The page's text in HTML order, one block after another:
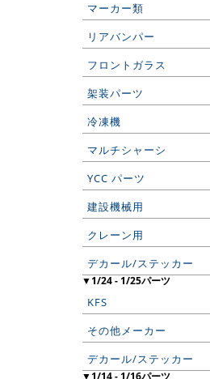
マーカー類
リアバンパー
フロントガラス
架装パーツ
冷凍機
マルチシャーシ
YCC パーツ
建設機械用
クレーン用
デカール/ステッカー
▼1/24 - 1/25パーツ
KFS
その他メーカー
デカール/ステッカー
▼1/14 - 1/16パーツ